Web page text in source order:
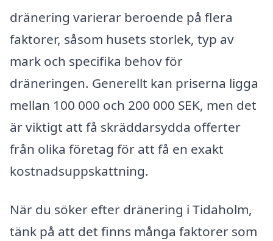
dränering varierar beroende på flera
faktorer, såsom husets storlek, typ av
mark och specifika behov för
dräneringen. Generellt kan priserna ligga
mellan 100 000 och 200 000 SEK, men det
är viktigt att få skräddarsydda offerter
från olika företag för att få en exakt
kostnadsuppskattning.
När du söker efter dränering i Tidaholm,
tänk på att det finns många faktorer som